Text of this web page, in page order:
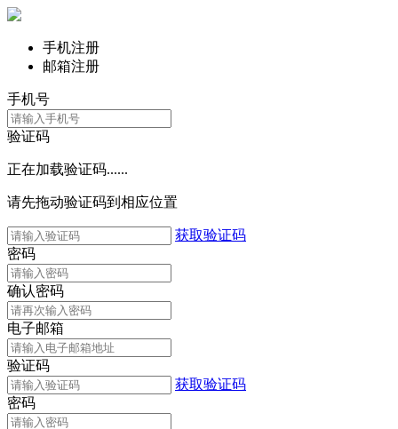
手机注册
邮箱注册
手机号
验证码
正在加载验证码......
请先拖动验证码到相应位置
获取验证码
密码
确认密码
电子邮箱
验证码
获取验证码
密码